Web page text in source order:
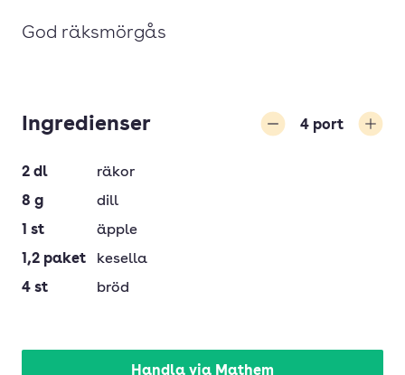
God räksmörgås
Ingredienser 4 port
2 dl
räkor
8 g
dill
1 st
äpple
1,2 paket
kesella
4 st bröd
Handla via Mathem